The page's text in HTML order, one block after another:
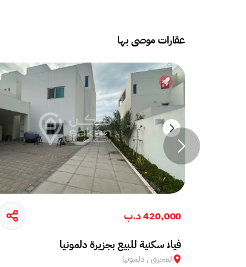
عقارات موصى بها
420,000 د.ب
فيلا سكنية للبيع بجزيرة دلمونيا
المحرق , دلمونيا